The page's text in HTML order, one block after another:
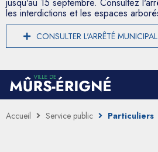
les interdictions et les espaces
CONSULTER L'ARRÊTÉ MUNICIPAL
Accueil Service public Particuliers